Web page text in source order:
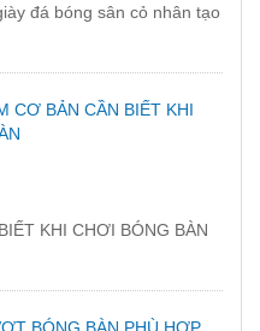
đá bóng sân cỏ nhân tạo
CƠ BẢN CẦN BIẾT KHI
KHI CHƠI BÓNG BÀN
BÓNG BÀN PHÙ HỢP